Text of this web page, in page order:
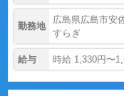
勤務地
広島県広島市安
すらぎ
給与 時給 1,330円〜